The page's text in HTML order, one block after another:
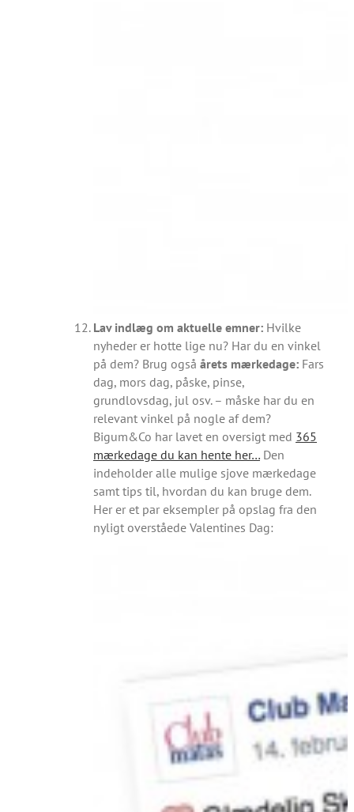
Lav indlæg om aktuelle emner: Hvilke
nyheder er hotte lige nu? Har du en vinkel
på dem? Brug også årets mærkedage: Fars
dag, mors dag, påske, pinse,
grundlovsdag, jul osv. – måske har du en
relevant vinkel på nogle af dem?
Bigum&Co har lavet en oversigt med 365
mærkedage du kan hente her… Den
indeholder alle mulige sjove mærkedage
samt tips til, hvordan du kan bruge dem.
Her er et par eksempler på opslag fra den
nyligt overståede Valentines Dag: